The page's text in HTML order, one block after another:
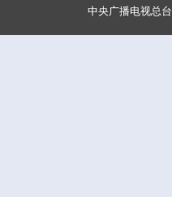
中央广播电视总台